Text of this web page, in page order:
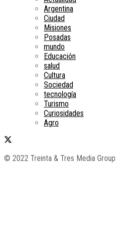
Argentina
Ciudad
Misiones
Posadas
mundo
Educación
salud
Cultura
Sociedad
tecnología
Turismo
Curiosidades
Agro
© 2022 Treinta & Tres Media Group